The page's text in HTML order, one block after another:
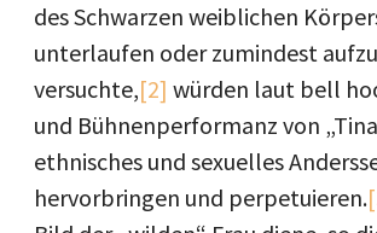
des Schwarzen weiblichen
unterlaufen oder zumindest
versuchte,[2] würden laut bell
und Bühnenperformanz von
ethnisches und sexuelles
hervorbringen und perpetuieren.